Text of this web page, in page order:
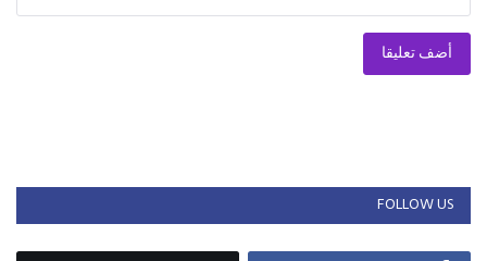
أضف تعليقا
FOLLOW US